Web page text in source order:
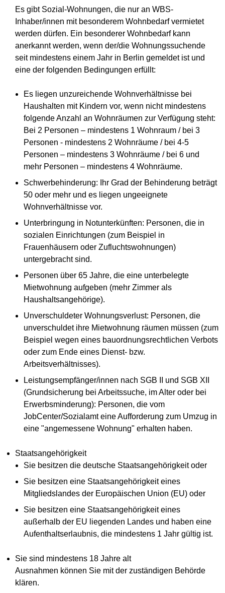
Es gibt Sozial-Wohnungen, die nur an WBS-
Inhaber/innen mit besonderem Wohnbedarf vermietet
werden dürfen. Ein besonderer Wohnbedarf kann
anerkannt werden, wenn der/die Wohnungssuchende
seit mindestens einem Jahr in Berlin gemeldet ist und
eine der folgenden Bedingungen erfüllt:
Es liegen unzureichende Wohnverhältnisse bei
Haushalten mit Kindern vor, wenn nicht mindestens
folgende Anzahl an Wohnräumen zur Verfügung steht:
Bei 2 Personen – mindestens 1 Wohnraum / bei 3
Personen - mindestens 2 Wohnräume / bei 4-5
Personen – mindestens 3 Wohnräume / bei 6 und
mehr Personen – mindestens 4 Wohnräume.
Schwerbehinderung: Ihr Grad der Behinderung beträgt
50 oder mehr und es liegen ungeeignete
Wohnverhältnisse vor.
Unterbringung in Notunterkünften: Personen, die in
sozialen Einrichtungen (zum Beispiel in
Frauenhäusern oder Zufluchtswohnungen)
untergebracht sind.
Personen über 65 Jahre, die eine unterbelegte
Mietwohnung aufgeben (mehr Zimmer als
Haushaltsangehörige).
Unverschuldeter Wohnungsverlust: Personen, die
unverschuldet ihre Mietwohnung räumen müssen (zum
Beispiel wegen eines bauordnungsrechtlichen Verbots
oder zum Ende eines Dienst- bzw.
Arbeitsverhältnisses).
Leistungsempfänger/innen nach SGB II und SGB XII
(Grundsicherung bei Arbeitssuche, im Alter oder bei
Erwerbsminderung): Personen, die vom
JobCenter/Sozialamt eine Aufforderung zum Umzug in
eine "angemessene Wohnung" erhalten haben.
Staatsangehörigkeit
Sie besitzen die deutsche Staatsangehörigkeit oder
Sie besitzen eine Staatsangehörigkeit eines
Mitgliedslandes der Europäischen Union (EU) oder
Sie besitzen eine Staatsangehörigkeit eines
außerhalb der EU liegenden Landes und haben eine
Aufenthaltserlaubnis, die mindestens 1 Jahr gültig ist.
Sie sind mindestens 18 Jahre alt
Ausnahmen können Sie mit der zuständigen Behörde
klären.